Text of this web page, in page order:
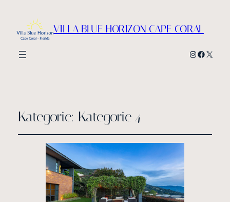
VILLA BLUE HORIZON CAPE CORAL
Instagram
X
Kategorie: Kategorie 4